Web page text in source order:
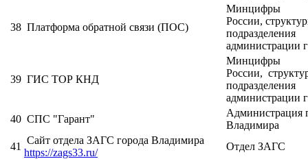
38 Платформа обратной связи (ПОС)
Минцифры
России,
подразделения
администрации
39 ГИС ТОР КНД
Минцифры
России,
подразделения
администрации
40 СПС "Гарант"
Администрация
Владимира
41
Сайт отдела ЗАГС города Владимира
https://zags33.ru/
Отдел ЗАГС